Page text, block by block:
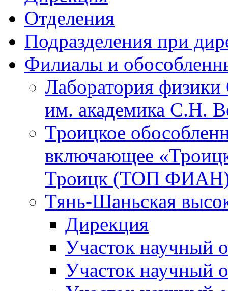
Отделения
Подразделения при
Филиалы и
Лаборатория
им. академика С.Н.
Троицкое
включающее
Троицк (ТОП
Тянь-Шаньская
Дирекция
Участок
Участок